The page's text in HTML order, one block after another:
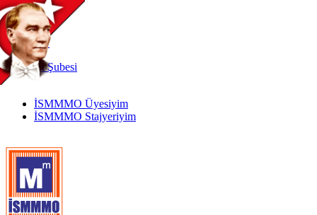
TR
|
EN
İnternetŞubesi
İSMMMO Üyesiyim
İSMMMO Stajyeriyim